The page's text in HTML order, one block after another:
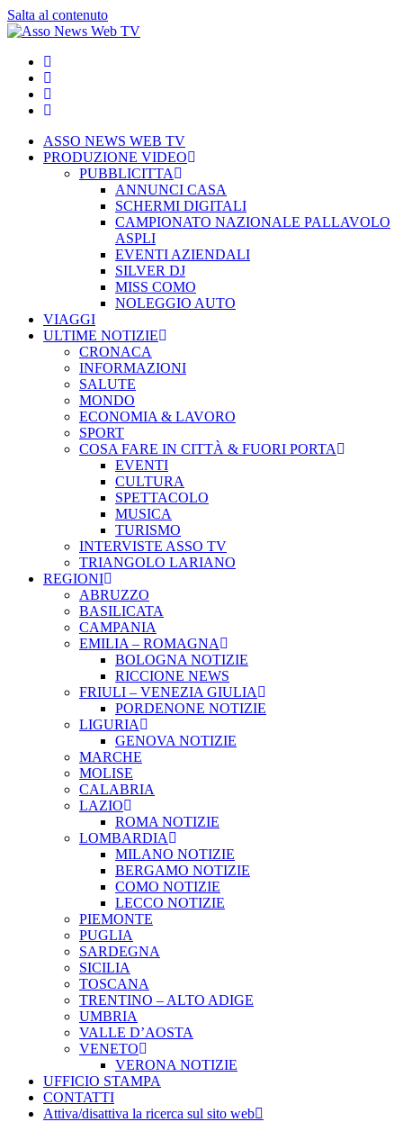
Salta al contenuto
ASSO NEWS WEB TV
PRODUZIONE VIDEO
PUBBLICITTA
ANNUNCI CASA
SCHERMI DIGITALI
CAMPIONATO NAZIONALE PALLAVOLO
ASPLI
EVENTI AZIENDALI
SILVER DJ
MISS COMO
NOLEGGIO AUTO
VIAGGI
ULTIME NOTIZIE
CRONACA
INFORMAZIONI
SALUTE
MONDO
ECONOMIA & LAVORO
SPORT
COSA FARE IN CITTÀ & FUORI PORTA
EVENTI
CULTURA
SPETTACOLO
MUSICA
TURISMO
INTERVISTE ASSO TV
TRIANGOLO LARIANO
REGIONI
ABRUZZO
BASILICATA
CAMPANIA
EMILIA – ROMAGNA
BOLOGNA NOTIZIE
RICCIONE NEWS
FRIULI – VENEZIA GIULIA
PORDENONE NOTIZIE
LIGURIA
GENOVA NOTIZIE
MARCHE
MOLISE
CALABRIA
LAZIO
ROMA NOTIZIE
LOMBARDIA
MILANO NOTIZIE
BERGAMO NOTIZIE
COMO NOTIZIE
LECCO NOTIZIE
PIEMONTE
PUGLIA
SARDEGNA
SICILIA
TOSCANA
TRENTINO – ALTO ADIGE
UMBRIA
VALLE D’AOSTA
VENETO
VERONA NOTIZIE
UFFICIO STAMPA
CONTATTI
Attiva/disattiva la ricerca sul sito web